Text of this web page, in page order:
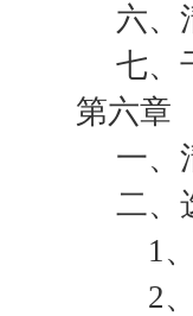
六、
七、
第六章
一、
二、
1、
2、